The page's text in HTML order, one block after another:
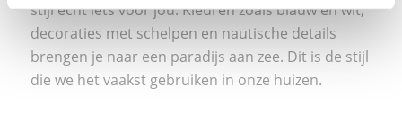
stijl echt iets voor jou. Kleuren zoals blauw en wit,
decoraties met schelpen en nautische details
brengen je naar een paradijs aan zee. Dit is de stijl
die we het vaakst gebruiken in onze huizen.